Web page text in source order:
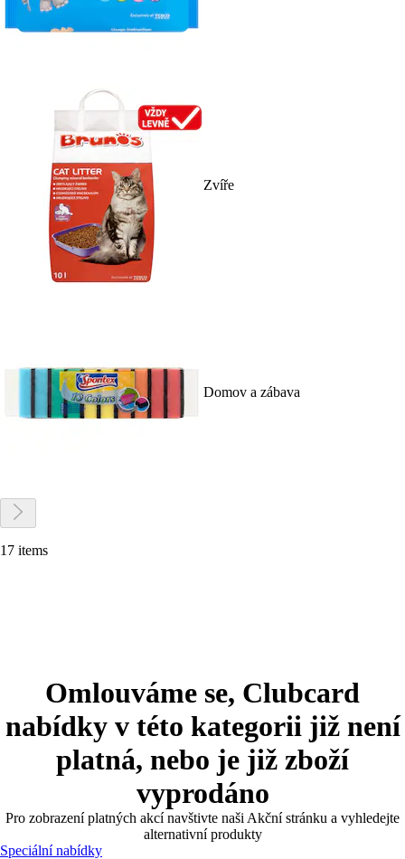
Zvíře
Domov a zábava
17 items
Omlouváme se, Clubcard
nabídky v této kategorii již není
platná, nebo je již zboží
vyprodáno
Pro zobrazení platných akcí navštivte naši Akční stránku a vyhledejte
alternativní produkty
Speciální nabídky